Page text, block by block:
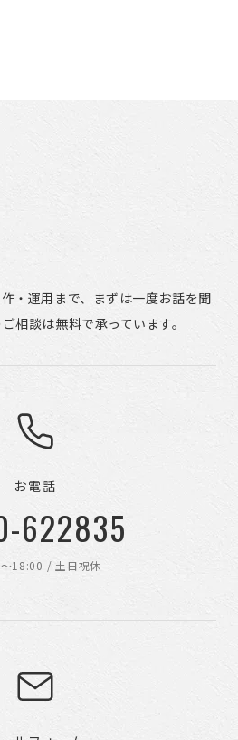
・運用まで、まずは一度お話を聞
相談は無料で承っています。
お電話
622835
18:00 / 土日祝休